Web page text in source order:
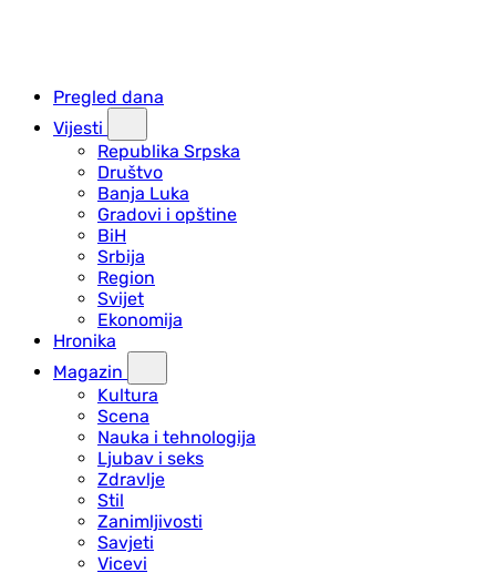
Pregled dana
Vijesti
Republika Srpska
Društvo
Banja Luka
Gradovi i opštine
BiH
Srbija
Region
Svijet
Ekonomija
Hronika
Magazin
Kultura
Scena
Nauka i tehnologija
Ljubav i seks
Zdravlje
Stil
Zanimljivosti
Savjeti
Vicevi